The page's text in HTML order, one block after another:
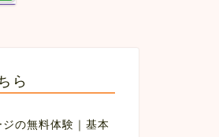
ら
の無料体験｜基本